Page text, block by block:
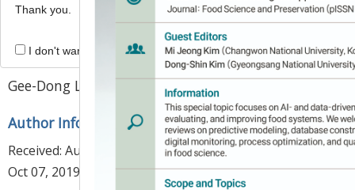
o
Optimization of formation of the
ginsenoside Rg
in black ginseng
steamed with acetic acid solution
Gee-Dong Lee *
Author Information & Copyright▼
Received: Aug 13, 2019 ; Revised:Oct 01, 2019; Accepted:
Oct 07, 2019
Thank you.
I don't want to open this window for a day.